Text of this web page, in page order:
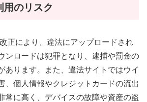
用のリスク
正により、違法にアップロードされ
ンロードは犯罪となり、逮捕や罰金の
あります。また、違法サイトではウイ
、個人情報やクレジットカードの流出
常に高く、デバイスの故障や資産の盗